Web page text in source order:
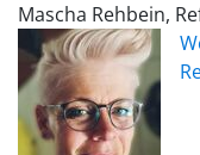
Mascha Rehbein,